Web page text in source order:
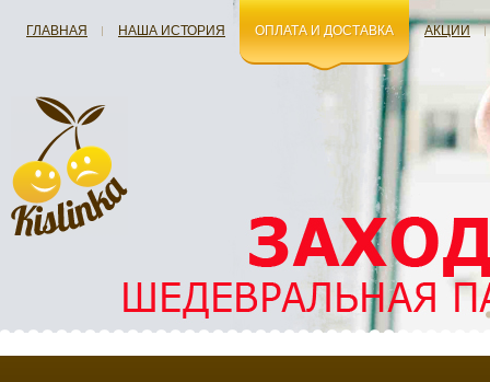
ГЛАВНАЯ НАША ИСТОРИЯ ОПЛАТА И ДОСТАВКА АКЦИИ